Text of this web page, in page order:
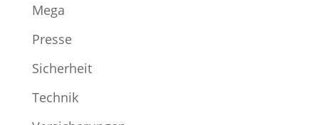
Mega
Presse
Sicherheit
Technik